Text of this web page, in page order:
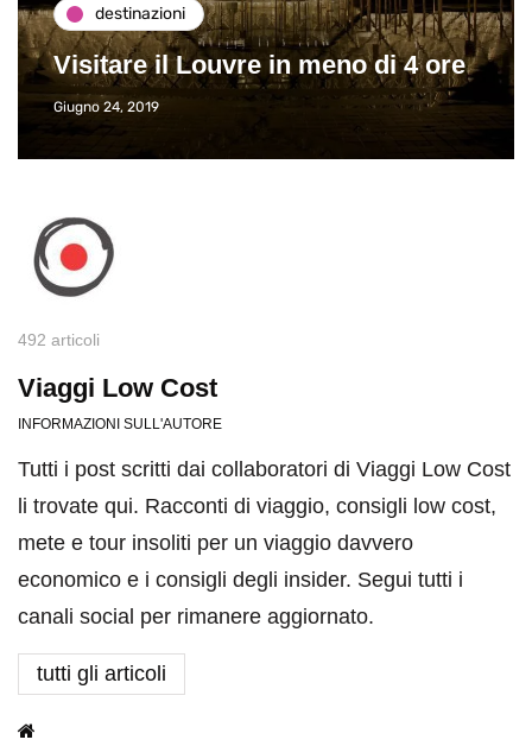
destinazioni
Visitare il Louvre in meno di 4 ore
Giugno 24, 2019
492 articoli
Viaggi Low Cost
INFORMAZIONI SULL'AUTORE
Tutti i post scritti dai collaboratori di Viaggi Low Cost
li trovate qui. Racconti di viaggio, consigli low cost,
mete e tour insoliti per un viaggio davvero
economico e i consigli degli insider. Segui tutti i
canali social per rimanere aggiornato.
tutti gli articoli